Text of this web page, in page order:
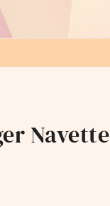
Navette